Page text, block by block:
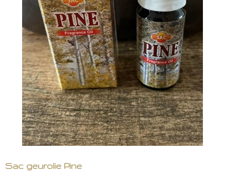
Sac geurolie Pine